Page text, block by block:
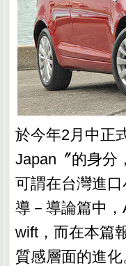
於今年2月中正
Japan〞的身分
可謂在台灣進
導－導論篇中
wift，而在本篇
質感層面的進化